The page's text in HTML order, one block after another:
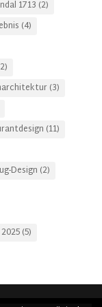
1713 (2)
(4)
(3)
(11)
Design (2)
(5)